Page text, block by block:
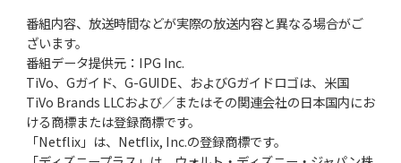
番組内容、放送時間などが実際の放送内容と異なる場合がご
ざいます。
番組データ提供元：IPG Inc.
TiVo、Gガイド、G-GUIDE、およびGガイドロゴは、米国
TiVo Brands LLCおよび／またはその関連会社の日本国内にお
ける商標または登録商標です。
「Netflix」は、Netflix, Inc.の登録商標です。